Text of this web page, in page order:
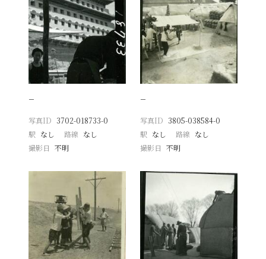
−
写真ID 3702-018733-0
駅 なし 路線 なし
撮影日
不明
−
写真ID 3805-038584-0
駅 なし 路線 なし
撮影日 不明